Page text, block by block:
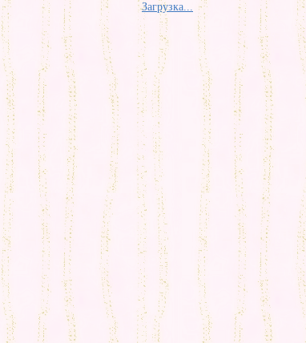
Загрузка...